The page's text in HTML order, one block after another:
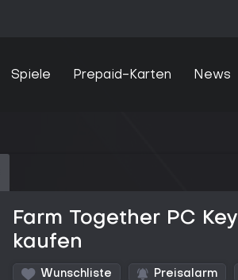
Spiele Prepaid-Karten News
Farm Together PC Key
kaufen
Wunschliste Preisalarm